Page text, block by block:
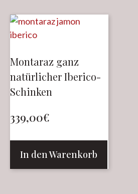
Montaraz ganz
natürlicher Iberico-
Schinken
339,00€
In den Warenkorb